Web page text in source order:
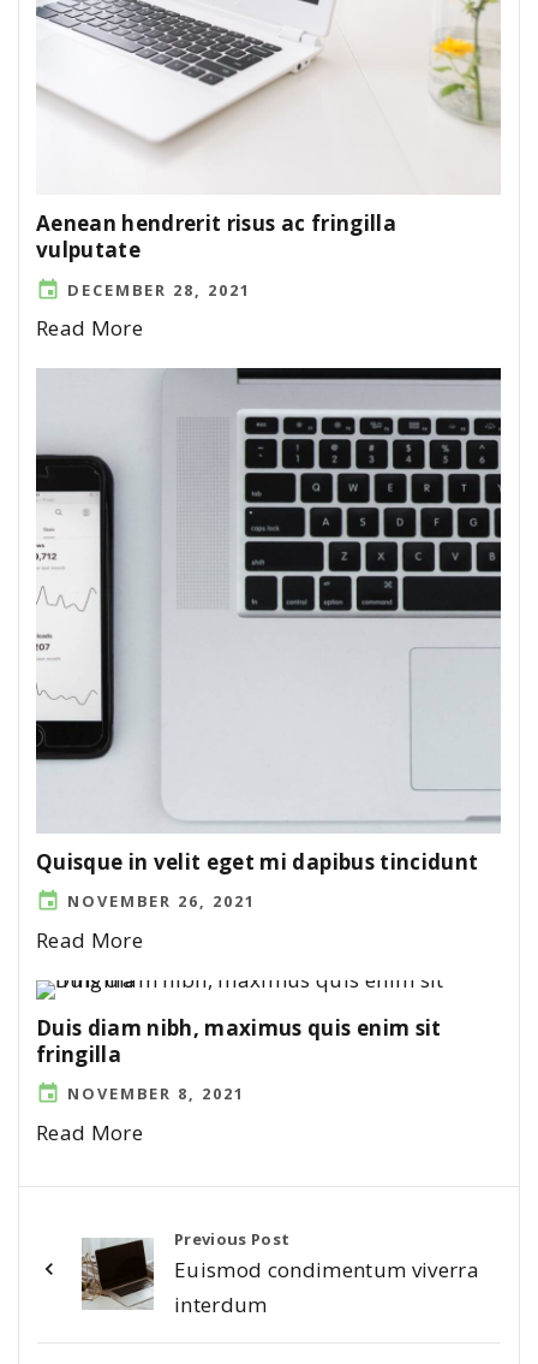
Aenean hendrerit risus ac fringilla
vulputate
DECEMBER 28, 2021
Read More
Quisque in velit eget mi dapibus tincidunt
NOVEMBER 26, 2021
Read More
Duis diam nibh, maximus quis enim sit
fringilla
NOVEMBER 8, 2021
Read More
Previous Post
Euismod condimentum viverra
interdum